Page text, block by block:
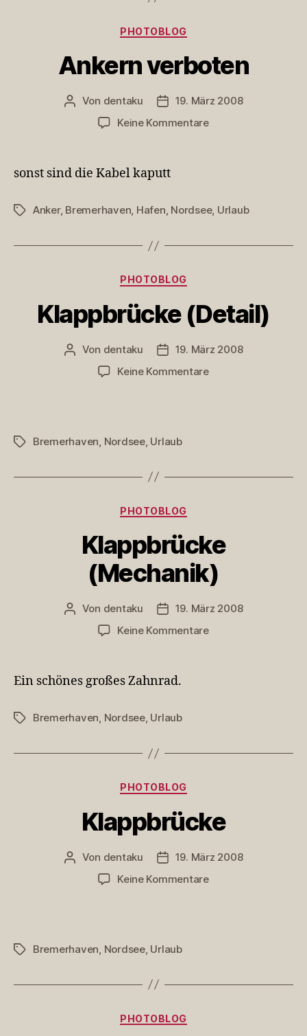
Kategorien
PHOTOBLOG
Ankern verboten
Beitragsautor
Von dentaku Veröffentlichungsdatum
19. März 2008
Keine Kommentarezu
sonst sind die Kabel kaputt
Schlagwörter
Anker, Bremerhaven, Hafen, Nordsee, Urlaub
Kategorien
PHOTOBLOG
Klappbrücke (Detail)
Beitragsautor
Von dentaku Veröffentlichungsdatum
19. März 2008
Keine Kommentarezu
Schlagwörter
Bremerhaven Nordsee, Urlaub
Kategorien
PHOTOBLOG
Klappbrücke
(Mechanik)
Beitragsautor
Von dentaku Veröffentlichungsdatum
19. März 2008
Keine Kommentarezu
Ein schönes großes Zahnrad.
Schlagwörter
Bremerhaven, Nordsee, Urlaub
Kategorien
PHOTOBLOG
Klappbrücke
Beitragsautor
Von dentaku Veröffentlichungsdatum
19. März 2008
Keine Kommentarezu
Schlagwörter
Bremerhaven Nordsee, Urlaub
Kategorien
PHOTOBLOG